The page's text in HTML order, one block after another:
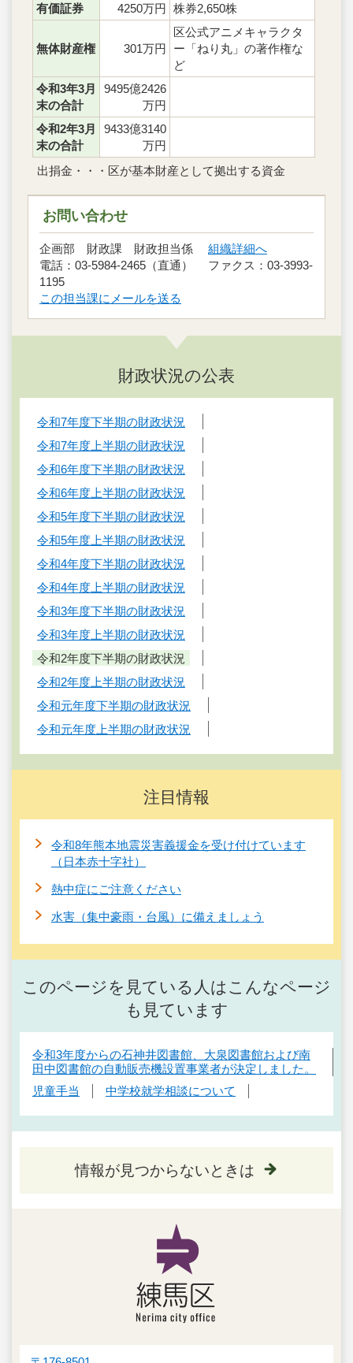
有価証券
4250万円 株券2,650株
無体財産権 301万円
区公式アニメキャラクタ
ー「ねり丸」の著作権な
ど
令和3年3月
末の合計
9495億2426
万円
令和2年3月
末の合計
9433億3140
万円
出捐金・・・区が基本財産として拠出する資金
お問い合わせ
企画部 財政課 財政担当係 組織詳細へ
電話：03-5984-2465（直通） ファクス：03-3993-
1195
この担当課にメールを送る
財政状況の公表
令和7年度下半期の財政状況
令和7年度上半期の財政状況
令和6年度下半期の財政状況
令和6年度上半期の財政状況
令和5年度下半期の財政状況
令和5年度上半期の財政状況
令和4年度下半期の財政状況
令和4年度上半期の財政状況
令和3年度下半期の財政状況
令和3年度上半期の財政状況
令和2年度下半期の財政状況
令和2年度上半期の財政状況
令和元年度下半期の財政状況
令和元年度上半期の財政状況
注目情報
令和8年熊本地震災害義援金を受け付けています
（日本赤十字社）
熱中症にご注意ください
水害（集中豪雨・台風）に備えましょう
このページを見ている人はこんなページ
も見ています
令和3年度からの石神井図書館、大泉図書館および南
田中図書館の自動販売機設置事業者が決定しました。
児童手当
中学校就学相談について
情報が見つからないときは